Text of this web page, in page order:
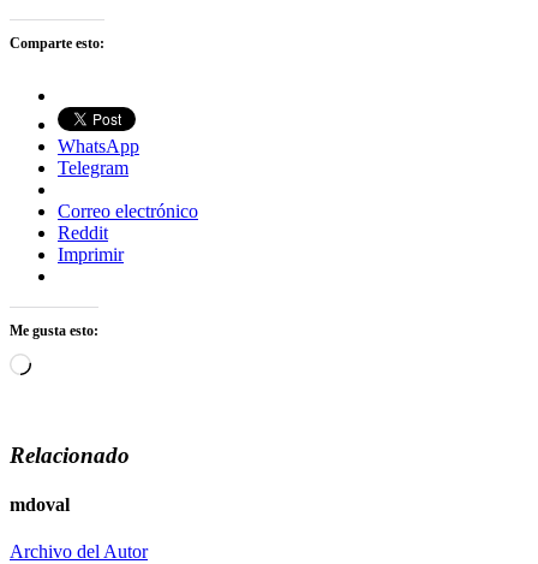
Comparte esto:
WhatsApp
Telegram
Correo electrónico
Reddit
Imprimir
Me gusta esto:
Cargando...
Relacionado
mdoval
Archivo del Autor